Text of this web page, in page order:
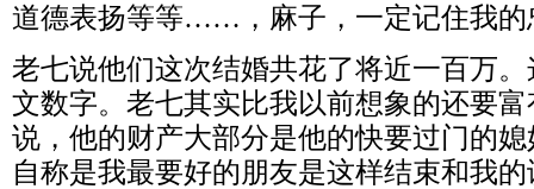
道德表扬等等……，麻子，一定记住我的
老七说他们这次结婚共花了将近一百万
文数字。老七其实比我以前想象的还要
说，他的财产大部分是他的快要过门的
自称是我最要好的朋友是这样结束和我